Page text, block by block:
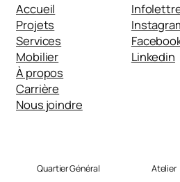
Accueil
Projets
Services
Mobilier
À propos
Carrière
Nous joindre
Linkedin
Quartier Général
Atelier